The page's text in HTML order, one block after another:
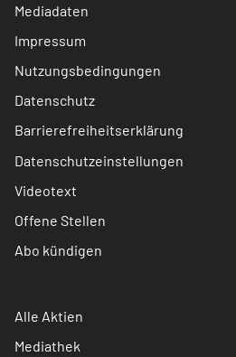
Mediadaten
Impressum
Nutzungsbedingungen
Datenschutz
Barrierefreiheitserklärung
Datenschutzeinstellungen
Videotext
Offene Stellen
Abo kündigen
Alle Aktien
Mediathek